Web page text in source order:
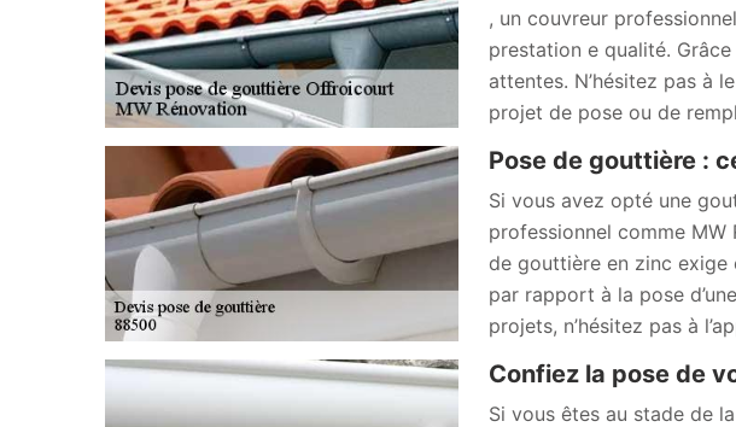
, un couvreur
prestation e qualité.
attentes. N’hésitez pas à
projet de pose ou de
Pose de gouttière :
Si vous avez opté une
professionnel comme
de gouttière en zinc
par rapport à la pose
projets, n’hésitez pas à
Confiez la pose de
Si vous êtes au stade de